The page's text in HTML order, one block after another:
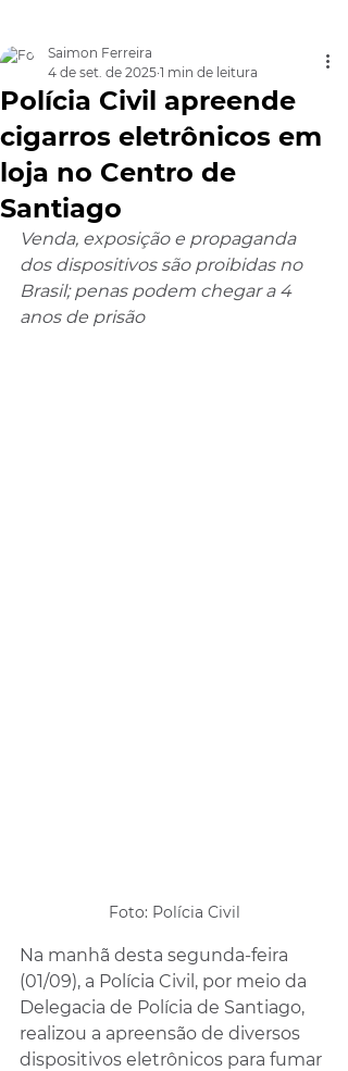
Polícia Civil apreende
cigarros eletrônicos em
loja no Centro de
Santiago
Saimon Ferreira
4 de set. de 2025 1 min de leitura
Venda, exposição e propaganda
dos dispositivos são proibidas no
Brasil; penas podem chegar a 4
anos de prisão
Foto: Polícia Civil
Na manhã desta segunda-feira
(01/09), a Polícia Civil, por meio da
Delegacia de Polícia de Santiago,
realizou a apreensão de diversos
dispositivos eletrônicos para fumar